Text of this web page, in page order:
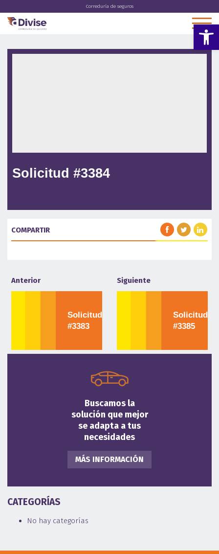
Abrir
Correduría de seguros
Solicitud #3384
COMPARTIR
Anterior
Solicitud
#3383
Siguiente
Solicitud
#3385
Buscamos la
solución que mejor
se adapta a tus
necesidades
MÁS INFORMACIÓN
CATEGORÍAS
No hay categorías